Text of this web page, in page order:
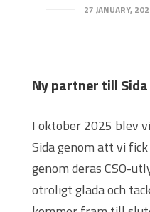
27 JANUARY,
Ny partner till Sida
I oktober 2025 blev
Sida genom att vi
genom deras CSO-
otroligt glada och